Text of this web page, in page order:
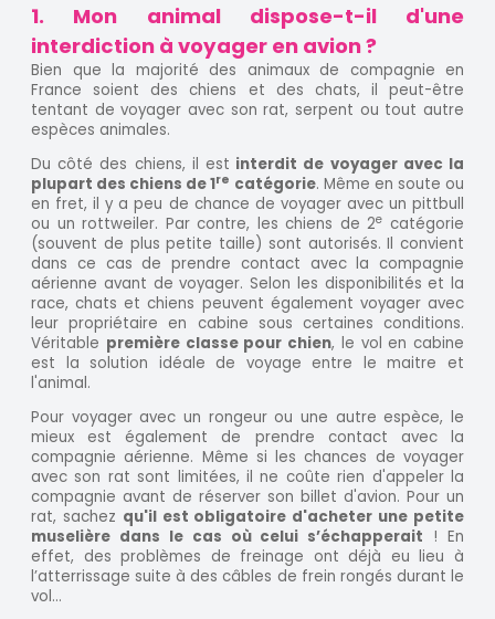
1. Mon animal dispose-t-il d'une
interdiction à voyager en avion ?
Bien que la majorité des animaux de compagnie en
France soient des chiens et des chats, il peut-être
tentant de voyager avec son rat, serpent ou tout autre
espèces animales.
Du côté des chiens, il est interdit de voyager avec la
plupart des chiens de 1re catégorie. Même en soute ou
en fret, il y a peu de chance de voyager avec un pittbull
ou un rottweiler. Par contre, les chiens de 2e catégorie
(souvent de plus petite taille) sont autorisés. Il convient
dans ce cas de prendre contact avec la compagnie
aérienne avant de voyager. Selon les disponibilités et la
race, chats et chiens peuvent également voyager avec
leur propriétaire en cabine sous certaines conditions.
Véritable première classe pour chien, le vol en cabine
est la solution idéale de voyage entre le maitre et
l'animal.
Pour voyager avec un rongeur ou une autre espèce, le
mieux est également de prendre contact avec la
compagnie aérienne. Même si les chances de voyager
avec son rat sont limitées, il ne coûte rien d'appeler la
compagnie avant de réserver son billet d'avion. Pour un
rat, sachez qu'il est obligatoire d'acheter une petite
muselière dans le cas où celui s’échapperait ! En
effet, des problèmes de freinage ont déjà eu lieu à
l’atterrissage suite à des câbles de frein rongés durant le
vol...